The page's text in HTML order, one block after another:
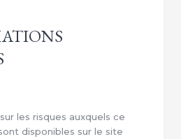
les risques auxquels ce
disponibles sur le site